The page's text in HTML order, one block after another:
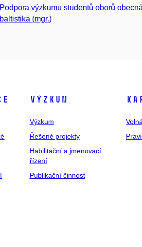
Podpora výzkumu studentů oborů
baltistika (mgr.)
Výzkum
Výzkum
Řešené projekty
Habilitační a jmenovací
řízení
Publikační činnost